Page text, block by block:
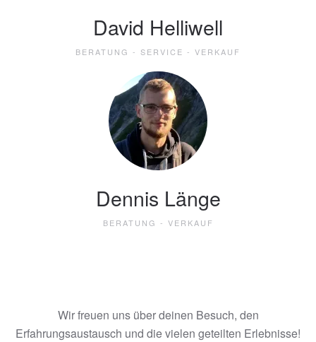
David Helliwell
BERATUNG - SERVICE - VERKAUF
Dennis Länge
BERATUNG - VERKAUF
Wir freuen uns über deinen Besuch, den
Erfahrungsaustausch und die vielen geteilten Erlebnisse!